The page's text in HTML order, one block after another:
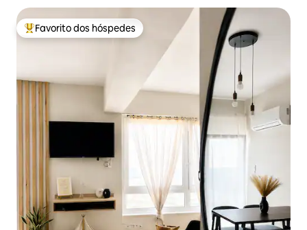
Favoritos dos hóspedes mais apreciados
Favorito dos hóspedes